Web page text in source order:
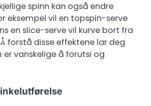
spinn kan også endre
eksempel vil en topspin-serve
en slice-serve vil kurve bort fra
forstå disse effektene lar deg
er vanskelige å forutsi og